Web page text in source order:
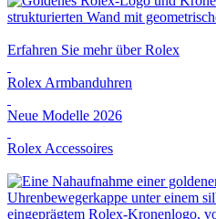
Erfahren Sie mehr überRolex
Rolex Armbanduhren
Neue Modelle 2026
Rolex Accessoires